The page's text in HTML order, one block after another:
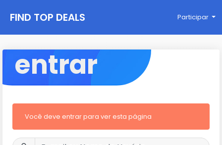
FIND TOP DEALS Participar
entrar
Você deve entrar para ver esta página